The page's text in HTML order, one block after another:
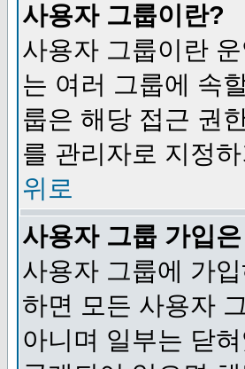
사용자 그룹이란?
사용자 그룹이란
는 여러 그룹에 속
룹은 해당 접근 권
를 관리자로 지정
위로
사용자 그룹 가입
사용자 그룹에 가
하면 모든 사용자
아니며 일부는 닫